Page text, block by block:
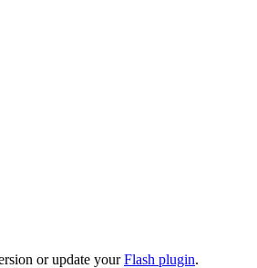
or update yourFlash plugin.